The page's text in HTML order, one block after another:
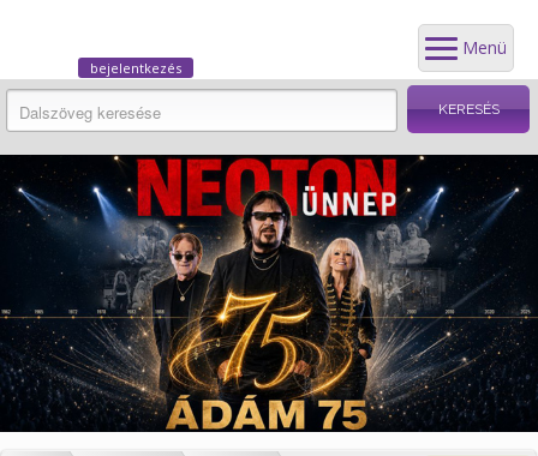
Menü
bejelentkezés